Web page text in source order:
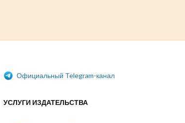
Официальный Telegram-канал
УСЛУГИ ИЗДАТЕЛЬСТВА